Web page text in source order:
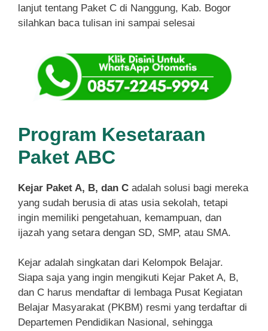
lanjut tentang Paket C di Nanggung, Kab. Bogor
silahkan baca tulisan ini sampai selesai
Program Kesetaraan
Paket ABC
Kejar Paket A, B, dan C adalah solusi bagi mereka
yang sudah berusia di atas usia sekolah, tetapi
ingin memiliki pengetahuan, kemampuan, dan
ijazah yang setara dengan SD, SMP, atau SMA.
Kejar adalah singkatan dari Kelompok Belajar.
Siapa saja yang ingin mengikuti Kejar Paket A, B,
dan C harus mendaftar di lembaga Pusat Kegiatan
Belajar Masyarakat (PKBM) resmi yang terdaftar di
Departemen Pendidikan Nasional, sehingga